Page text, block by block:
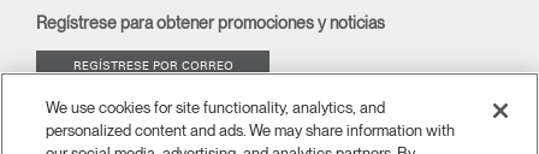
window)
Regístrese para obtener promociones y noticias
REGÍSTRESE POR CORREO
ACERCA DE
We use cookies for site functionality, analytics, and
personalized content and ads. We may share information with